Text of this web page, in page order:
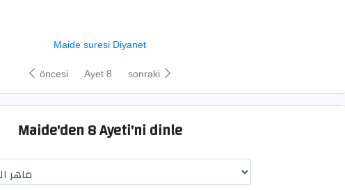
Maide suresi Diyanet
öncesi Ayet 8 sonraki
Maide'den 8 Ayeti'ni dinle